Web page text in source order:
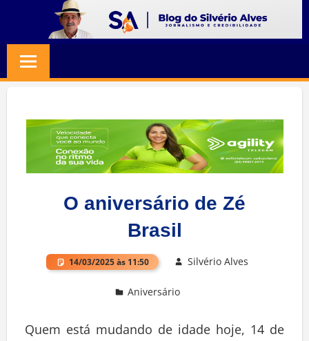
content
SILVERIO
ALVES
Jornalismo
Credibilidade
O aniversário de Zé
Brasil
14/03/2025 às 11:50 Silvério Alves
Aniversário
Quem está mudando de idade hoje, 14 de